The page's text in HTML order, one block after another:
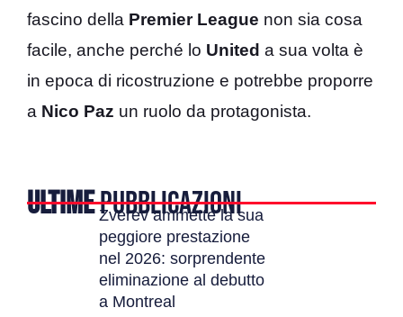
fascino della Premier League non sia cosa
facile, anche perché lo United a sua volta è
in epoca di ricostruzione e potrebbe proporre
a Nico Paz un ruolo da protagonista.
ULTIMEPUBBLICAZIONI
Zverev ammette la sua
peggiore prestazione
nel 2026: sorprendente
eliminazione al debutto
a Montreal